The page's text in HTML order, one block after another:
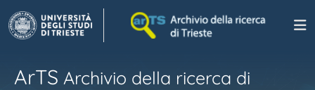
ArTS Archivio della ricerca di